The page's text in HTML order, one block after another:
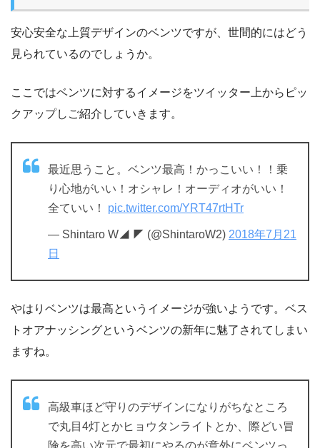
安心安全な上質デザインのベンツですが、世間的にはどう
見られているのでしょうか。
ここではベンツに対するイメージをツイッター上からピッ
クアップしご紹介していきます。
最近思うこと。ベンツ最高！かっこいい！！乗
り心地がいい！オシャレ！オーディオがいい！
全ていい！ pic.twitter.com/YRT47rtHTr
— Shintaro W◢ ◤ (@ShintaroW2) 2018年7月21
日
やはりベンツは最高というイメージが強いようです。ベス
トオアナッシングというベンツの新年に魅了されてしまい
ますね。
高級車ほど守りのデザインになりがちなところ
で丸目4灯とかヒョウタンライトとか、際どい冒